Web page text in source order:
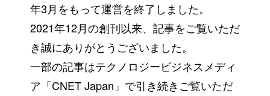
年3月をもって運営を終了しました。
2021年12月の創刊以来、記事をご覧いただ
き誠にありがとうございました。
一部の記事はテクノロジービジネスメディ
ア「CNET Japan」で引き続きご覧いただ